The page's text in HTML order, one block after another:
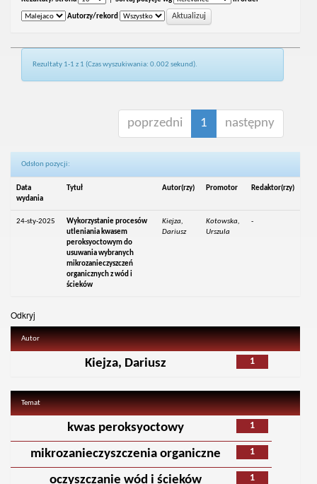
Autorzy/rekord
Rezultaty 1-1 z 1 (Czas wyszukiwania: 0.002 sekund).
poprzedni 1 następny
Odsłon pozycji:
Data
wydania
Tytuł Autor(rzy) Promotor Redaktor(rzy)
24-sty-2025
Wykorzystanie procesów
utleniania kwasem
peroksyoctowym do
usuwania wybranych
mikrozanieczyszczeń
organicznych z wód i
ścieków
Kiejza,
Dariusz
Kotowska,
Urszula
-
Odkryj
Autor
1
Kiejza, Dariusz
Temat
1
kwas peroksyoctowy
1
mikrozanieczyszczenia organiczne
1
oczyszczanie wód i ścieków